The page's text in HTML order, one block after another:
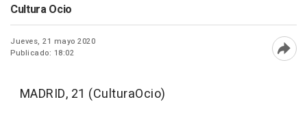
Cultura Ocio
Jueves, 21 mayo 2020
Publicado: 18:02
MADRID, 21 (CulturaOcio)